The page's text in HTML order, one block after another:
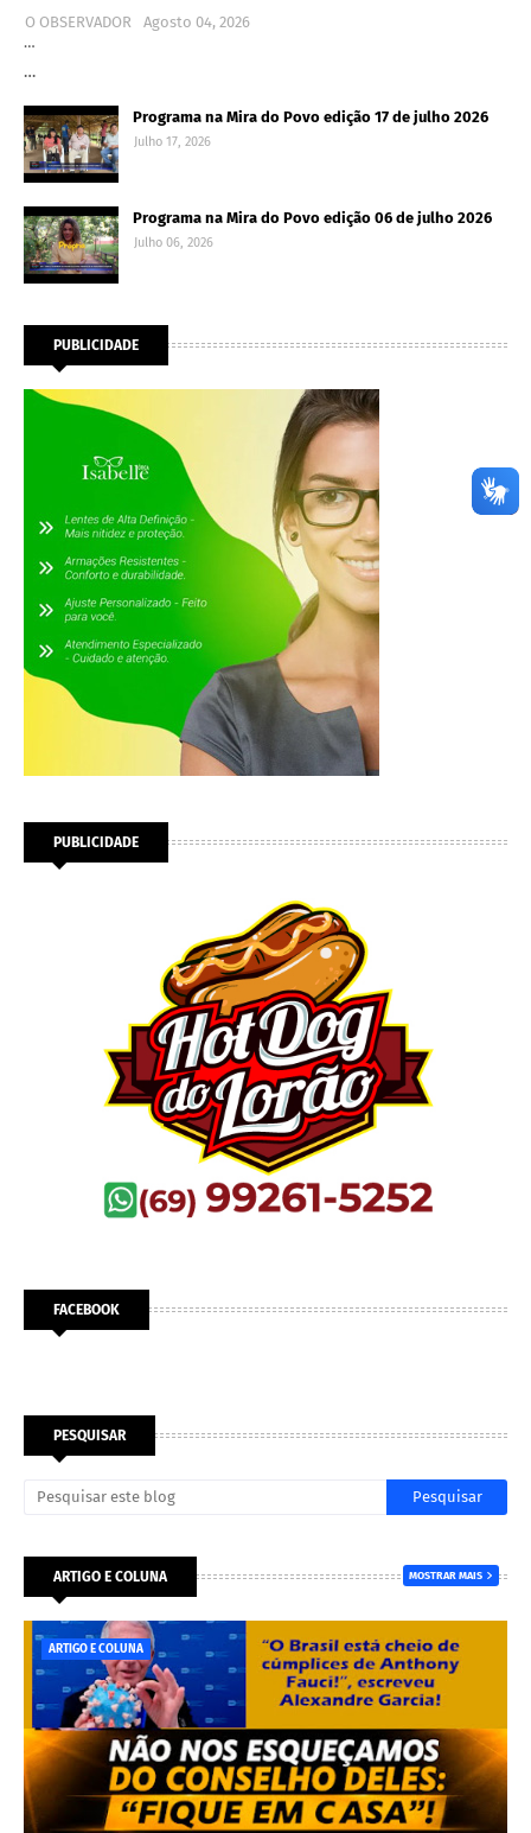
O OBSERVADOR
Agosto 04, 2026
…
…
Programa na Mira do Povo edição 17 de julho 2026
Julho 17, 2026
Programa na Mira do Povo edição 06 de julho 2026
Julho 06, 2026
PUBLICIDADE
PUBLICIDADE
FACEBOOK
PESQUISAR
ARTIGO E COLUNA MOSTRAR MAIS
ARTIGO E COLUNA